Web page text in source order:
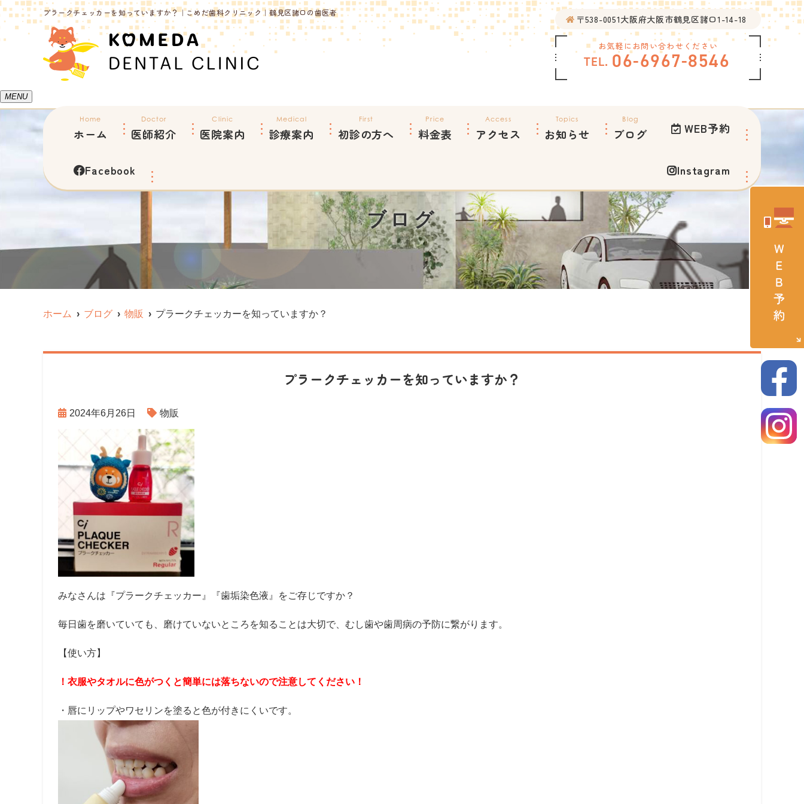
プラークチェッカーを知っていますか？｜こめだ歯科クリニック｜鶴見区諸口の歯医者
〒538-0051大阪府大阪市鶴見区諸口1-14-18
お気軽にお問い合わせください
06-6967-8546
MENU
Home
ホーム
Doctor
医師紹介
Clinic
医院案内
Medical
診療案内
First
初診の方へ
Price
料金表
Access
アクセス
Topics
お知らせ
Blog
ブログ WEB予約
Facebook Instagram
ブログ
ホーム ブログ 物販 プラークチェッカーを知っていますか？
プラークチェッカーを知っていますか？
2024年6月26日 物販
みなさんは『プラークチェッカー』『歯垢染色液』をご存じですか？
毎日歯を磨いていても、磨けていないところを知ることは大切で、むし歯や歯周病の予防に繋がります。
【使い方】
！衣服やタオルに色がつくと簡単には落ちないので注意してください！
・唇にリップやワセリンを塗ると色が付きにくいです。